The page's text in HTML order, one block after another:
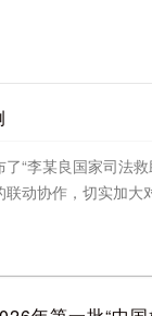
“李某良国家司法
动协作，切实加